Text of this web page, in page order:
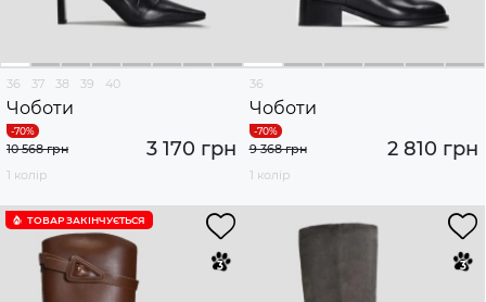
36 37 38 39 40
Чоботи
3 170 грн
10 568 грн
1 колір
36
Чоботи
2 810 грн
9 368 грн
1 колір
ТОВАР ЗАКІНЧУЄTЬСЯ